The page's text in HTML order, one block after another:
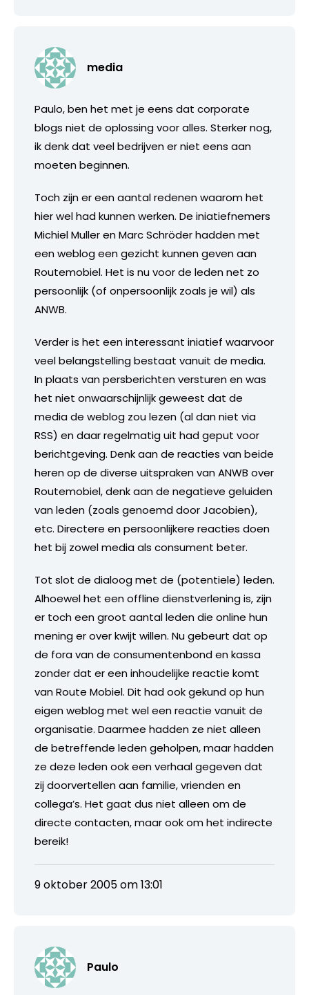
media
Paulo, ben het met je eens dat corporate
blogs niet de oplossing voor alles. Sterker nog,
ik denk dat veel bedrijven er niet eens aan
moeten beginnen.
Toch zijn er een aantal redenen waarom het
hier wel had kunnen werken. De iniatiefnemers
Michiel Muller en Marc Schröder hadden met
een weblog een gezicht kunnen geven aan
Routemobiel. Het is nu voor de leden net zo
persoonlijk (of onpersoonlijk zoals je wil) als
ANWB.
Verder is het een interessant iniatief waarvoor
veel belangstelling bestaat vanuit de media.
In plaats van persberichten versturen en was
het niet onwaarschijnlijk geweest dat de
media de weblog zou lezen (al dan niet via
RSS) en daar regelmatig uit had geput voor
berichtgeving. Denk aan de reacties van beide
heren op de diverse uitspraken van ANWB over
Routemobiel, denk aan de negatieve geluiden
van leden (zoals genoemd door Jacobien),
etc. Directere en persoonlijkere reacties doen
het bij zowel media als consument beter.
Tot slot de dialoog met de (potentiele) leden.
Alhoewel het een offline dienstverlening is, zijn
er toch een groot aantal leden die online hun
mening er over kwijt willen. Nu gebeurt dat op
de fora van de consumentenbond en kassa
zonder dat er een inhoudelijke reactie komt
van Route Mobiel. Dit had ook gekund op hun
eigen weblog met wel een reactie vanuit de
organisatie. Daarmee hadden ze niet alleen
de betreffende leden geholpen, maar hadden
ze deze leden ook een verhaal gegeven dat
zij doorvertellen aan familie, vrienden en
collega’s. Het gaat dus niet alleen om de
directe contacten, maar ook om het indirecte
bereik!
9 oktober 2005 om 13:01
Paulo